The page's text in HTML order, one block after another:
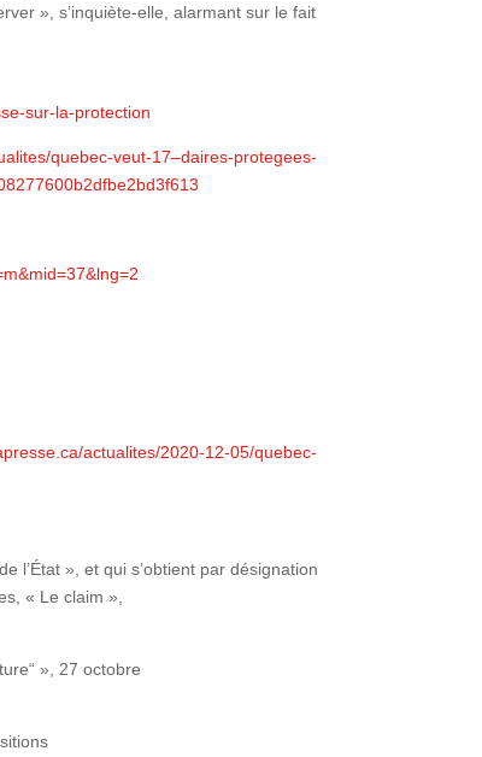
», s’inquiète-elle, alarmant sur le fait
sur-la-protection
quebec-veut-17–daires-protegees-
actualites/2020-12-05/quebec-
l’État », et qui s’obtient par désignation
« Le claim »,
», 27 octobre